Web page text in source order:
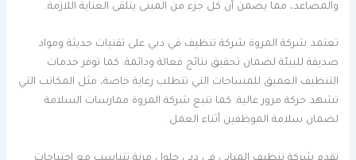
والمصاعد، مما يضمن أن كل جزء من المبنى يتلقى العناية اللازمة.
تعتمد شركة المروة شركة تنظيف في دبي على تقنيات حديثة ومواد
صديقة للبيئة لضمان تحقيق نتائج فعالة ودائمة. كما توفر خدمات
التنظيف العميق للمساحات التي تتطلب رعاية خاصة، مثل المكاتب التي
تشهد حركة مرور عالية. كما تتبع شركة المروة ممارسات السلامة
لضمان سلامة الموظفين أثناء العمل.